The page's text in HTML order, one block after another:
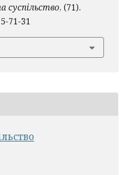
суспільство, (71).
71-31